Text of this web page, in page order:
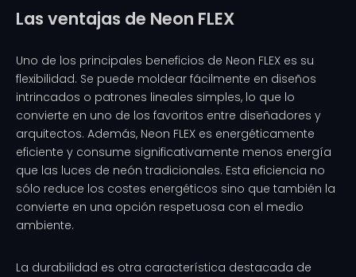
Las ventajas de Neon FLEX
Uno de los principales beneficios de Neon FLEX es su
flexibilidad. Se puede moldear fácilmente en diseños
intrincados o patrones lineales simples, lo que lo
convierte en uno de los favoritos entre diseñadores y
arquitectos. Además, Neon FLEX es energéticamente
eficiente y consume significativamente menos energía
que las luces de neón tradicionales. Esta eficiencia no
sólo reduce los costes energéticos sino que también la
convierte en una opción respetuosa con el medio
ambiente.
La durabilidad es otra característica destacada de